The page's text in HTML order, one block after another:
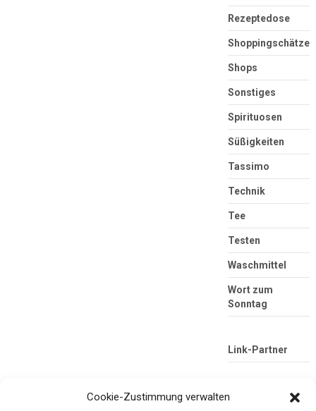
Rezeptedose
Shoppingschätze
Shops
Sonstiges
Spirituosen
Süßigkeiten
Tassimo
Technik
Tee
Testen
Waschmittel
Wort zum
Sonntag
Link-Partner
Cookie-Zustimmung verwalten